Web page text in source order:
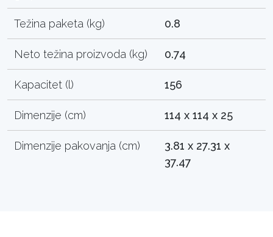
Težina paketa (kg) 0.8
Neto težina proizvoda (kg) 0.74
Kapacitet (l) 156
Dimenzije (cm) 114 x 114 x 25
Dimenzije pakovanja (cm)
3.81 x 27.31 x
37.47